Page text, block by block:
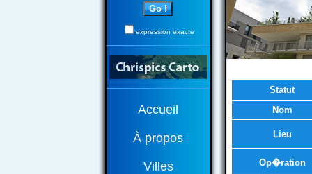
expression exacte
Accueil
À propos
Villes
Statut
Nom
Lieu
Op�ration